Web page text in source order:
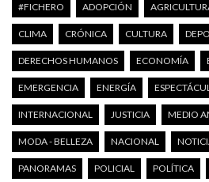
#FICHERO ADOPCIÓN
CLIMA CRÓNICA CULTURA
DERECHOS HUMANOS ECONOMÍA
EMERGENCIA ENERGÍA
INTERNACIONAL JUSTICIA MEDIO
MODA - BELLEZA NACIONAL
PANORAMAS POLICIAL POLÍTICA